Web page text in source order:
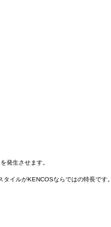
発生させます。
イルがKENCOSならではの特長です。